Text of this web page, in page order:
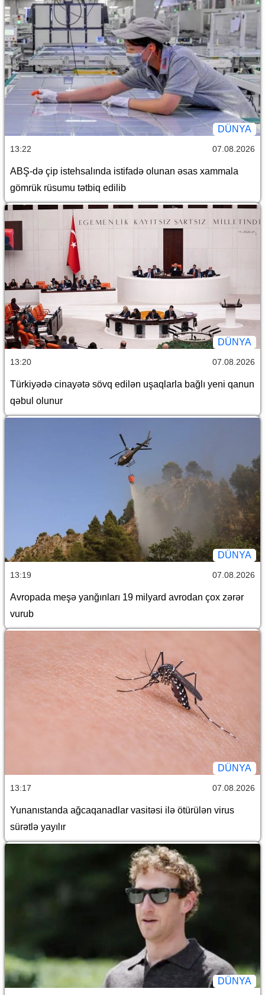
DÜNYA
13:22 07.08.2026
ABŞ-də çip istehsalında istifadə olunan əsas xammala
gömrük rüsumu tətbiq edilib
DÜNYA
13:20 07.08.2026
Türkiyədə cinayətə sövq edilən uşaqlarla bağlı yeni qanun
qəbul olunur
DÜNYA
13:19 07.08.2026
Avropada meşə yanğınları 19 milyard avrodan çox zərər
vurub
DÜNYA
13:17 07.08.2026
Yunanıstanda ağcaqanadlar vasitəsi ilə ötürülən virus
sürətlə yayılır
DÜNYA